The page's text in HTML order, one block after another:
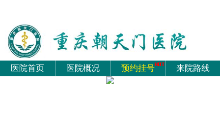
医院首页 医院概况 预约挂号 来院路线